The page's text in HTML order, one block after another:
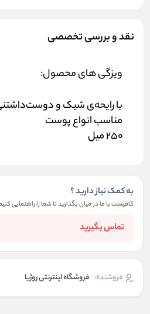
نقد و بررسی تخصصی
ویزگی های محصول:
با رایحه‌ی شیک و
مناسب انواع پوست
250 میل
به کمک نیاز دارید ؟
کافیست با ما در میان بگذارید تا شما را راهنمایی
تماس بگیرید
فروشنده: فروشگاه اینترنتی روژیا